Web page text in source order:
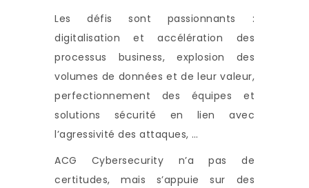
Les défis sont passionnants :
digitalisation et accélération des
processus business, explosion des
volumes de données et de leur valeur,
perfectionnement des équipes et
solutions sécurité en lien avec
l’agressivité des attaques, …
ACG Cybersecurity n’a pas de
certitudes, mais s’appuie sur des